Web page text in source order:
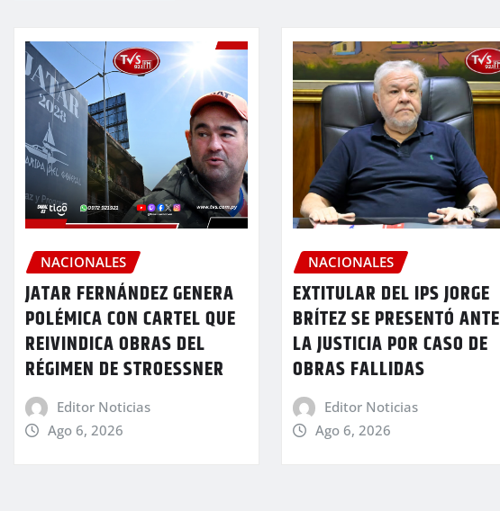
NACIONALES
JATAR FERNÁNDEZ GENERA
POLÉMICA CON CARTEL QUE
REIVINDICA OBRAS DEL
RÉGIMEN DE STROESSNER
Editor Noticias
Ago 6, 2026
NACIONALES
EXTITULAR DEL IPS JORGE
BRÍTEZ SE PRESENTÓ ANTE
LA JUSTICIA POR CASO DE
OBRAS FALLIDAS
Editor Noticias
Ago 6, 2026